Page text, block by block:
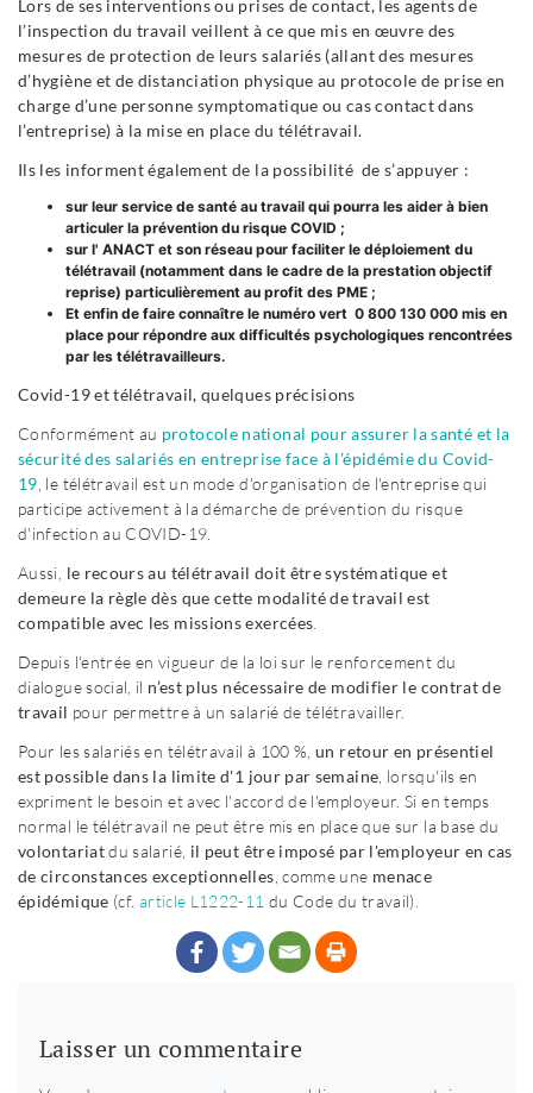
Lors de ses interventions ou prises de contact, les agents de
l’inspection du travail veillent à ce que mis en œuvre des
mesures de protection de leurs salariés (allant des mesures
d’hygiène et de distanciation physique au protocole de prise en
charge d’une personne symptomatique ou cas contact dans
l’entreprise) à la mise en place du télétravail.
Ils les informent également de la possibilité de s’appuyer :
sur leur service de santé au travail qui pourra les aider à bien
articuler la prévention du risque COVID ;
sur l' ANACT et son réseau pour faciliter le déploiement du
télétravail (notamment dans le cadre de la prestation objectif
reprise) particulièrement au profit des PME ;
Et enfin de faire connaître le numéro vert 0 800 130 000 mis en
place pour répondre aux difficultés psychologiques rencontrées
par les télétravailleurs.
Covid-19 et télétravail, quelques précisions
Conformément au protocole national pour assurer la santé et la
sécurité des salariés en entreprise face à l'épidémie du Covid-
19 , le télétravail est un mode d'organisation de l'entreprise qui
participe activement à la démarche de prévention du risque
d'infection au COVID-19.
Aussi, le recours au télétravail doit être systématique et
demeure la règle dès que cette modalité de travail est
compatible avec les missions exercées
Depuis l'entrée en vigueur de la loi sur le renforcement du
dialogue social, il n’est plus nécessaire de modifier le contrat de
travail pour permettre à un salarié de télétravailler.
Pour les salariés en télétravail à 100 %,un retour en présentiel
est possible dans la limite d'1 jour par semaine , lorsqu'ils en
expriment le besoin et avec l'accord de l'employeur. Si en temps
normal le télétravail ne peut être mis en place que sur la base du
volontariatdu salarié, il peut être imposé par l'employeur en cas
de circonstances exceptionnelles , comme une menace
épidémique (cf. article L1222-11 du Code du travail).
Laisser un commentaire